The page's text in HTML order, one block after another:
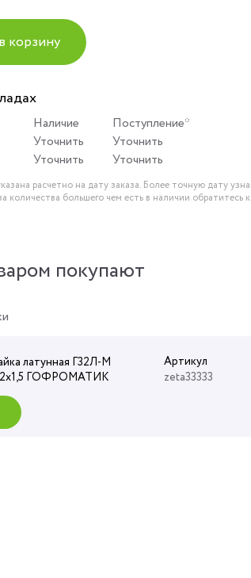
корзину
Наличие
Поступление*
Уточнить
Уточнить
Уточнить Уточнить
расчетно на дату заказа. Более точную дату
количества большего чем есть в наличии обратитесь к
покупают
латунная Г32Л-М
ГОФРОМАТИК
Артикул
zeta33333